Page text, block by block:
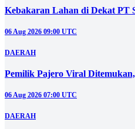
Kebakaran Lahan di Dekat PT
06 Aug 2026 09:00 UTC
DAERAH
Pemilik Pajero Viral
06 Aug 2026 07:00 UTC
DAERAH